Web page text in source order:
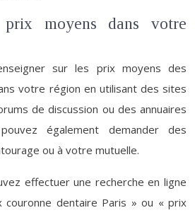
prix moyens dans votre
sur les prix moyens des
votre région en utilisant des sites
de discussion ou des annuaires
également demander des
ou à votre mutuelle.
effectuer une recherche en ligne
dentaire Paris » ou « prix